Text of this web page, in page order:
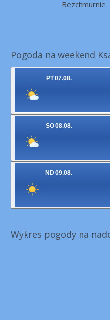
Bezchmurnie
Pogoda na weekend
PT 07.08.
SO 08.08.
ND 09.08.
Wykres pogody na